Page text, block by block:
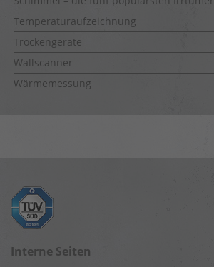
Temperaturaufzeichnung
Trockengeräte
Wallscanner
Wärmemessung
Interne Seiten